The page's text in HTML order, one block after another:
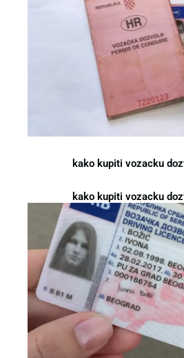
kako kupiti vozacku
kako kupiti vozacku